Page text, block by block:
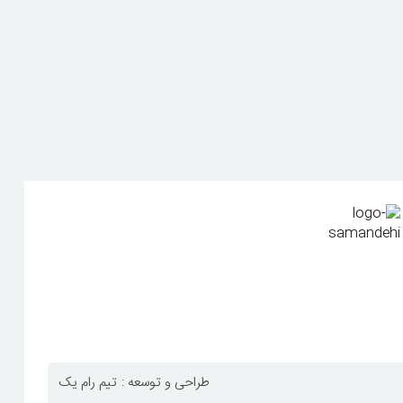
تیم رام یک طراحی و توسعه :